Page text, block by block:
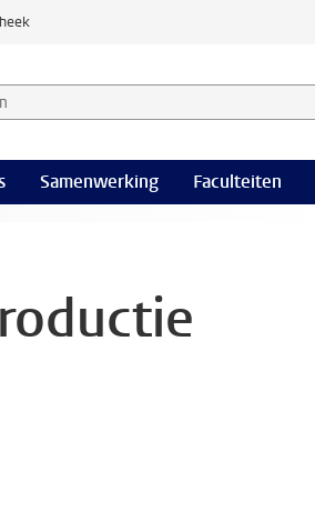
en selecteer categorie
Samenwerking Faculteiten